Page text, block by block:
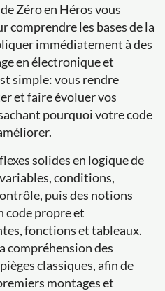
Zéro en Héros vous
comprendre les bases de la
immédiatement à des
en électronique et
simple: vous rendre
et faire évoluer vos
pourquoi votre code
solides en logique de
conditions,
puis des notions
code propre et
fonctions et tableaux.
compréhension des
classiques, afin de
montages et